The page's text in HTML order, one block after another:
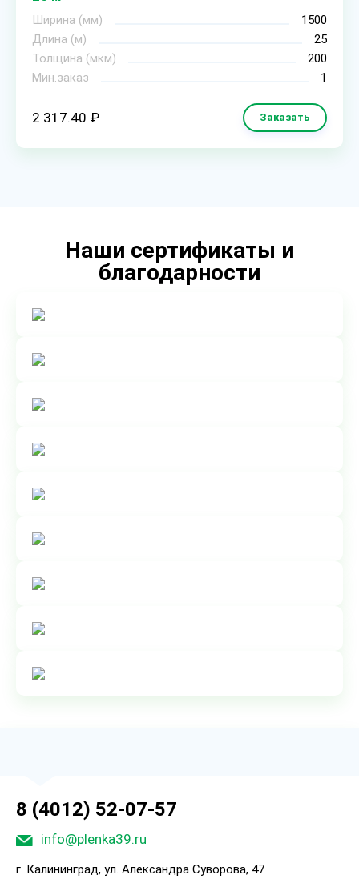
Ширина (мм)
1500
Длина (м)
25
Толщина (мкм)
200
Мин.заказ
1
2 317.40 ₽ Заказать
Наши сертификаты и
благодарности
8 (4012) 52-07-57
info@plenka39.ru
г. Калининград, ул. Александра Суворова, 47